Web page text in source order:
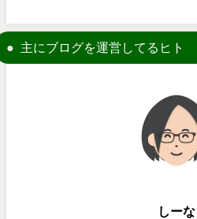
主にブログを運営してるヒト
しーな